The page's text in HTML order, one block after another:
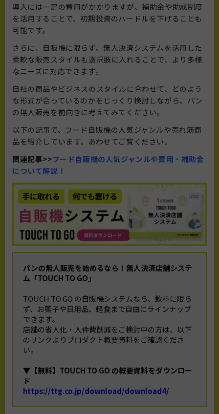
導入には一定の費用がかかりますが、補助金や助成制度
を活用することで、初期投資のハードルを下げることも
可能です。
さらに、自販機に限らず、無人決済システムを活用した
柔軟な販売スタイルも選択肢に入れることで、より多様
なニーズに対応できます。
自社の商品やビジネスのスタイルに合わせて、どのよう
な形式が合っているのかをじっくり検討しながら、パン
の無人販売を前向きに考えてみてください。
以下の記事で、フード自販機の人気ジャンルや売れ筋商
品を紹介しています。あわせてご覧ください。
関連記事>>フード自販機の人気ジャンルや費用・補助金
について解説！
パンの無人販売を始めるなら！ 無人決済店舗システ
ム「TOUCH TO GO」
TOUCH TO GO の自販機システムなら、飲料に限ら
ず、お菓子や日用品、軽食まで自由にラインナップ
できます。
店舗の省人化・人件費削減をご検討中の方は、以下
のリンクよりプロダクト概要資料をご確認くださ
い。
▼【無料】TOUCH TO GO の概要資料をダウンロー
ド
https://ttg.co.jp/download/download4/